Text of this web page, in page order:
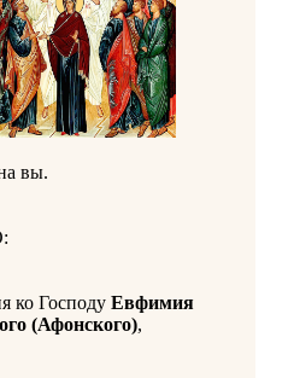
вы.
ко Господу Евфимия
(Афонского),